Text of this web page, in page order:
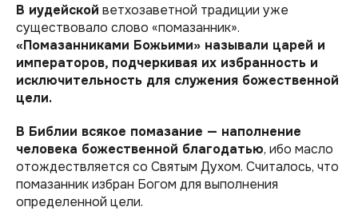
В иудейской ветхозаветной традиции уже
существовало слово «помазанник»‎.
«Помазанниками Божьими»‎ называли царей и
императоров, подчеркивая их избранность и
исключительность для служения божественной
цели.
В Библии всякое помазание — наполнение
человека божественной благодатью, ибо масло
отождествляется со Святым Духом. Считалось, что
помазанник избран Богом для выполнения
определенной цели.